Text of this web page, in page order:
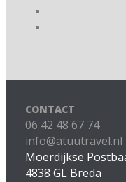
CONTACT
06 42 48 67 74
info@atuutravel.nl
Moerdijkse
4838 GL Breda